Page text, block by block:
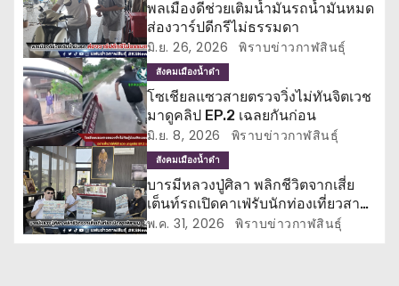
ว
เ
รื่
อ
ง
พลเมืองดีช่วยเติมน้ำมันรถน้ำมันหมด
ส่องวาร์ปดีกรีไม่ธรรมดา
มิ.ย. 26, 2026 พิราบข่าวกาฬสินธุ์
สังคมเมืองน้ำดำ
โซเชียลแซวสายตรวจวิ่งไม่ทันจิตเวช
มาดูคลิป EP.2 เฉลยกันก่อน
มิ.ย. 8, 2026 พิราบข่าวกาฬสินธุ์
สังคมเมืองน้ำดำ
บารมีหลวงปู่ศิลา พลิกชีวิตจากเสี่ย
เต็นท์รถเปิดคาเฟ่รับนักท่องเที่ยวสา
ยมู
พ.ค. 31, 2026 พิราบข่าวกาฬสินธุ์